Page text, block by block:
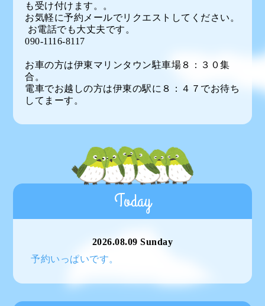
も受け付けます。。
お気軽に予約メールでリクエストしてください。
お電話でも大丈夫です。
090-1116-8117
お車の方は伊東マリンタウン駐車場８：３０集
合。
電車でお越しの方は伊東の駅に８：４７でお待ち
してまーす。
Today
2026.08.09 Sunday
予約いっぱいです。